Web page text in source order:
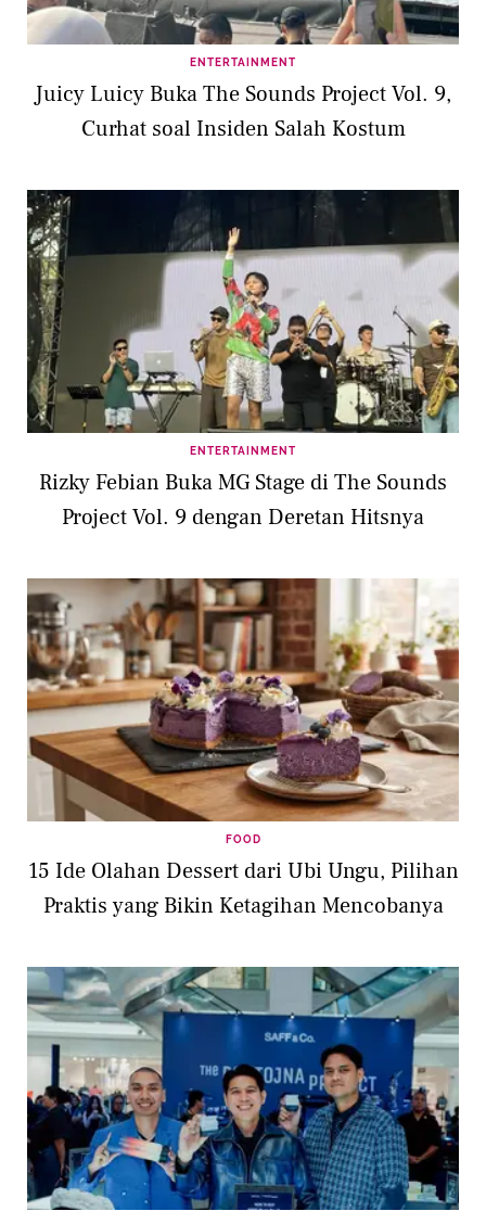
ENTERTAINMENT
Juicy Luicy Buka The Sounds Project Vol. 9,
Curhat soal Insiden Salah Kostum
ENTERTAINMENT
Rizky Febian Buka MG Stage di The Sounds
Project Vol. 9 dengan Deretan Hitsnya
FOOD
15 Ide Olahan Dessert dari Ubi Ungu, Pilihan
Praktis yang Bikin Ketagihan Mencobanya